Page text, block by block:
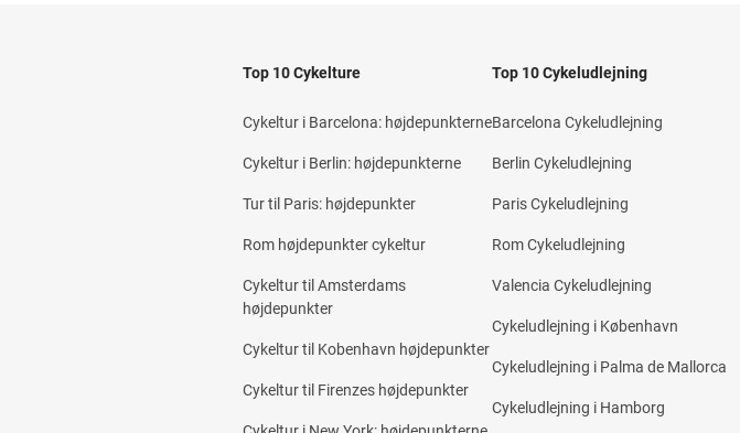
Top 10 Cykelture
Cykeltur i Barcelona: højdepunkterne
Cykeltur i Berlin: højdepunkterne
Tur til Paris: højdepunkter
Rom højdepunkter cykeltur
Cykeltur til Amsterdams
højdepunkter
Cykeltur til Kobenhavn højdepunkter
Cykeltur til Firenzes højdepunkter
Top 10 Cykeludlejning
Barcelona Cykeludlejning
Berlin Cykeludlejning
Paris Cykeludlejning
Rom Cykeludlejning
Valencia Cykeludlejning
Cykeludlejning i København
Cykeludlejning i Palma de Mallorca
Cykeludlejning i Hamborg